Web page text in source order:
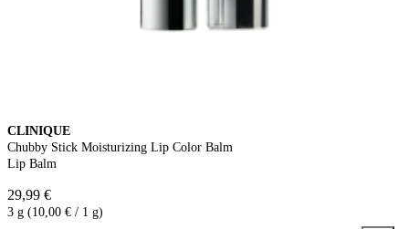
CLINIQUE
Chubby Stick Moisturizing Lip Color Balm
Lip Balm
29,99 €
3 g (10,00 € / 1 g)